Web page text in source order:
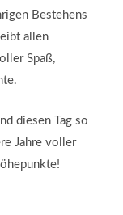
Bestehens
allen
Spaß,
diesen Tag so
Jahre voller